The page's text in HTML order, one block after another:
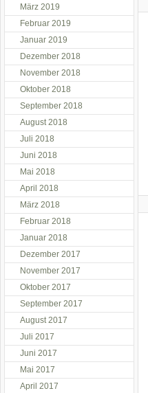
März 2019
Februar 2019
Januar 2019
Dezember 2018
November 2018
Oktober 2018
September 2018
August 2018
Juli 2018
Juni 2018
Mai 2018
April 2018
März 2018
Februar 2018
Januar 2018
Dezember 2017
November 2017
Oktober 2017
September 2017
August 2017
Juli 2017
Juni 2017
Mai 2017
April 2017